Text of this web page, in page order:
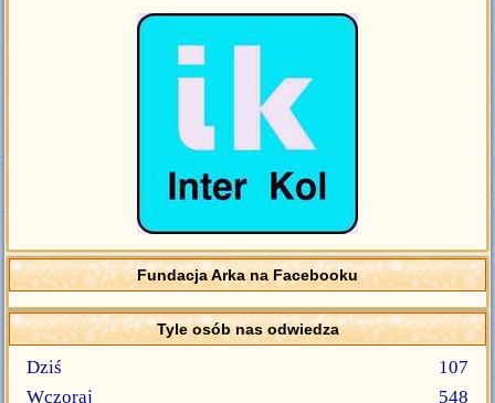
Fundacja Arka na Facebooku
Tyle osób nas odwiedza
Dziś
107
Wczoraj
548